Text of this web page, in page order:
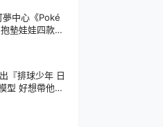
中心《Poké
墊娃娃四款登
『排球少年 日
型 好想帶他出